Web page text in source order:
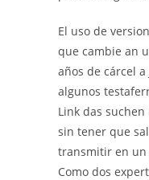
El uso de
que cambie an
años de cárcel
algunos
Link das
sin tener que
transmitir en un
Como dos